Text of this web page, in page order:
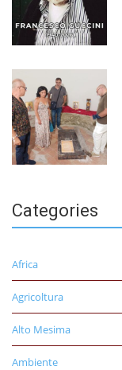
Categories
Africa
Agricoltura
Alto Mesima
Ambiente